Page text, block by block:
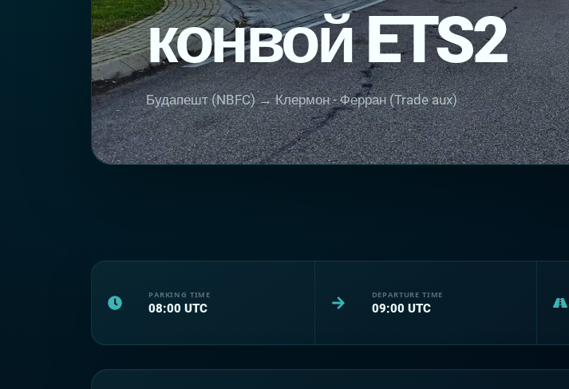
конвой ETS2
Будапешт (NBFC) → Клермон - Ферран (Trade aux)
PARKING TIME
08:00 UTC
DEPARTURE TIME
09:00 UTC